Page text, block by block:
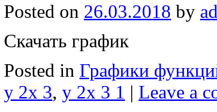
Posted on 26.03.2018 by
Скачать график
Posted in Графики
y 2x 3, y 2x 3 1 | Leave a